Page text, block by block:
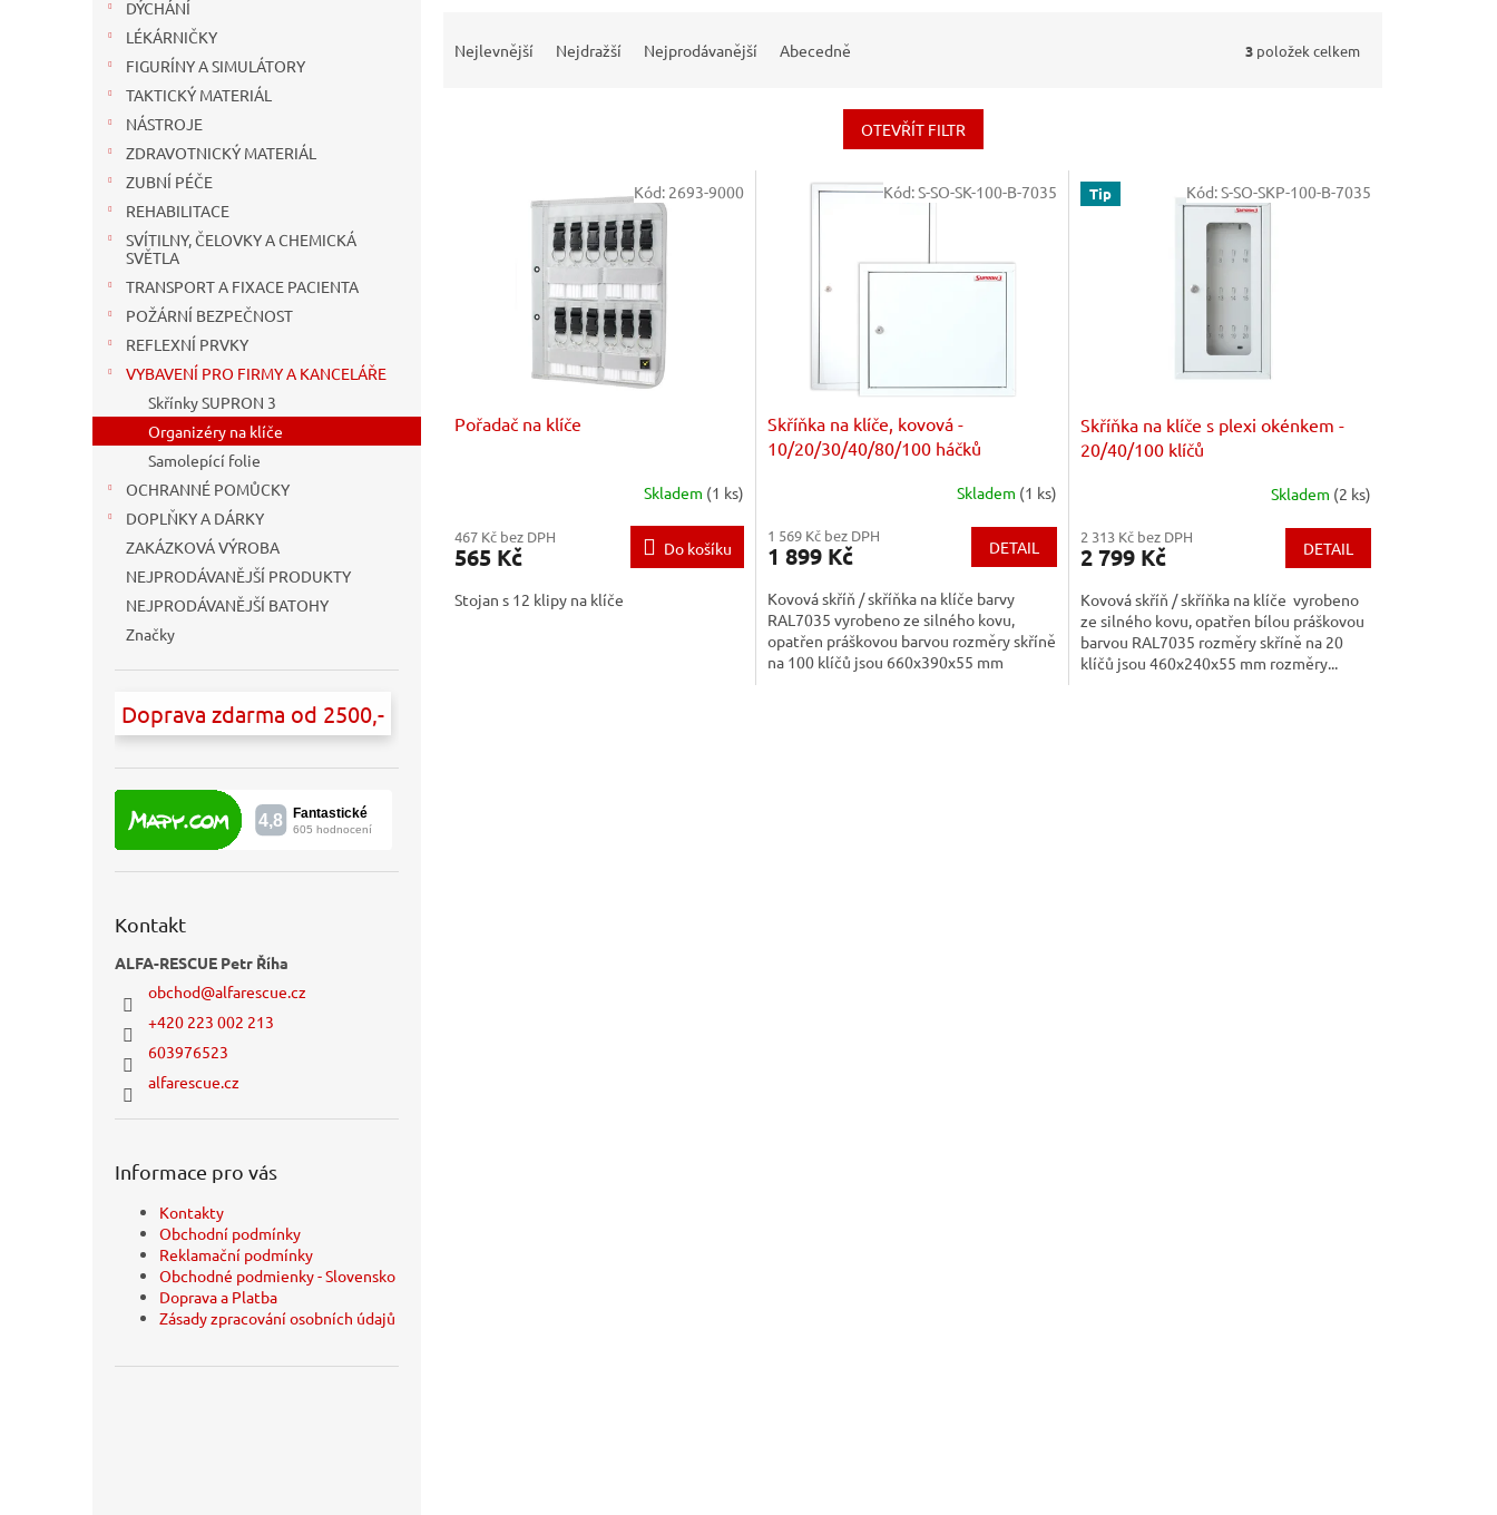
DÝCHÁNÍ
LÉKÁRNIČKY
FIGURÍNY A SIMULÁTORY
TAKTICKÝ MATERIÁL
NÁSTROJE
ZDRAVOTNICKÝ MATERIÁL
ZUBNÍ PÉČE
REHABILITACE
SVÍTILNY, ČELOVKY A CHEMICKÁ
SVĚTLA
TRANSPORT A FIXACE PACIENTA
POŽÁRNÍ BEZPEČNOST
REFLEXNÍ PRVKY
VYBAVENÍ PRO FIRMY A KANCELÁŘE
Skřínky SUPRON 3
Organizéry na klíče
Samolepící folie
OCHRANNÉ POMŮCKY
DOPLŇKY A DÁRKY
ZAKÁZKOVÁ VÝROBA
NEJPRODÁVANĚJŠÍ PRODUKTY
NEJPRODÁVANĚJŠÍ BATOHY
Značky
Doprava zdarma od 2500,-
Kontakt
ALFA-RESCUE Petr Říha
obchod@alfarescue.cz
+420 223 002 213
603976523
alfarescue.cz
Informace pro vás
Kontakty
Obchodní podmínky
Reklamační podmínky
Obchodné podmienky - Slovensko
Doprava a Platba
Zásady zpracování osobních údajů
Nejlevnější Nejdražší Nejprodávanější Abecedně 3 položek celkem
OTEVŘÍT FILTR
Pořadač na klíče
Skladem (1 ks)
467 Kč bez DPH
565 Kč Do košíku
Stojan s 12 klipy na klíče
Kód: 2693-9000
Skříňka na klíče, kovová -
10/20/30/40/80/100 háčků
Skladem (1 ks)
1 569 Kč bez DPH
1 899 Kč DETAIL
Kovová skříň / skříňka na klíče barvy
RAL7035 vyrobeno ze silného kovu,
opatřen práškovou barvou rozměry skříně
na 100 klíčů jsou 660x390x55 mm
Kód:S-SO-SK-100-B-7035 Tip
Skříňka na klíče s plexi okénkem -
20/40/100 klíčů
Skladem (2 ks)
2 313 Kč bez DPH
2 799 Kč DETAIL
Kovová skříň / skříňka na klíče vyrobeno
ze silného kovu, opatřen bílou práškovou
barvou RAL7035 rozměry skříně na 20
klíčů jsou 460x240x55 mm rozměry...
Kód:S-SO-SKP-100-B-7035